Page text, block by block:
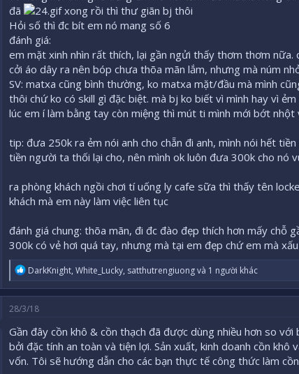
đã
xong rồi thì thư giãn bj thôi
Hỏi số thì đc bít em nó mang số 6
đánh giá:
em mặt xinh nhìn rất thích, lại gần ngửi thấy thơm thơm
cởi áo dây ra nên bóp chưa thõa mãn lắm, nhưng mà núm
SV: matxa cũng bình thường, ko matxa mặt/đầu mà mình
thôi chứ ko có skill gì đặc biệt. mà bj ko biết vì mình hay vì
lúc em í làm bằng tay còn miệng thì mút ti mình mới bớt nhột
tip: đưa 250k ra ẻm nói anh cho chẵn đi anh, mình nói hết
tiền người ta thối lại cho, nên mình ok luôn đưa 300k cho nó
ra phòng khách ngồi chơi tí uống ly cafe sữa thì thấy tên
khách mà em này làm việc liên tục
đánh giá chung: thõa mãn, đi đc đào đẹp thích hơn mấy chỗ
300k có vẻ hơi quá tay, nhưng mà tại em đẹp chứ em mà
R
e
a
t
o
n
DarkKnight, White_Lucky, satthutrengiuongvà 1 người khác
28/3/18
Gần đây cồn khô & cồn thạch đã được dùng nhiều hơn so
bởi đặc tính an toàn và tiện lợi. Sản xuất, kinh doanh cồn
vốn. Tôi sẽ hướng dẫn cho các bạn thực tế công thức làm